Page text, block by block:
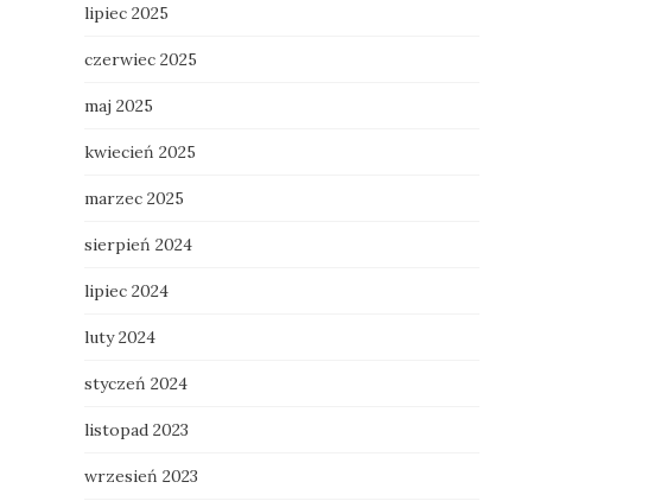
lipiec 2025
czerwiec 2025
maj 2025
kwiecień 2025
marzec 2025
sierpień 2024
lipiec 2024
luty 2024
styczeń 2024
listopad 2023
wrzesień 2023